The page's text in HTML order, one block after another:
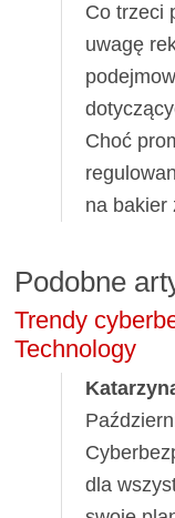
Co trzeci
uwagę
Choć
na bakier
Podobne
Trendy
Technology
dla